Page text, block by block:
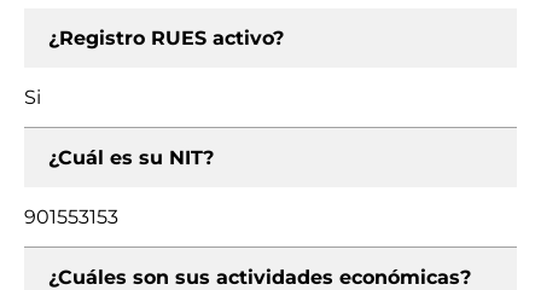
¿Registro RUES activo?
Si
¿Cuál es su NIT?
901553153
¿Cuáles son sus actividades económicas?